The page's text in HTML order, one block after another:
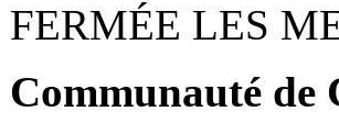
FERMÉE LES
Communauté de